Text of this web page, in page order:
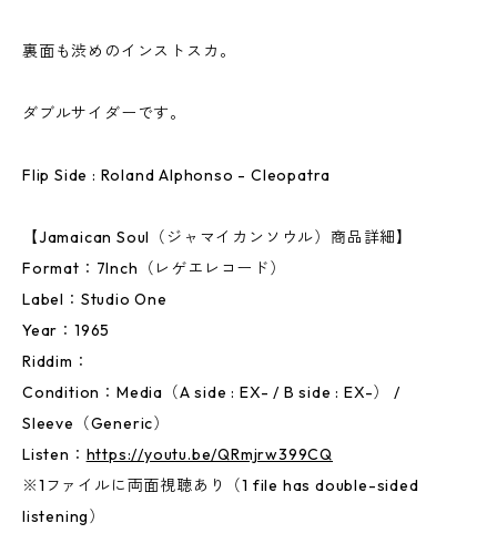
裏面も渋めのインストスカ。
ダブルサイダーです。
Flip Side : Roland Alphonso - Cleopatra
【Jamaican Soul（ジャマイカンソウル）商品詳細】
Format：7Inch（レゲエレコード）
Label：Studio One
Year：1965
Riddim：
Condition：Media（A side : EX- / B side : EX-） /
Sleeve（Generic）
Listen： https://youtu.be/QRmjrw399CQ
※1ファイルに両面視聴あり（1 file has double-sided
listening）